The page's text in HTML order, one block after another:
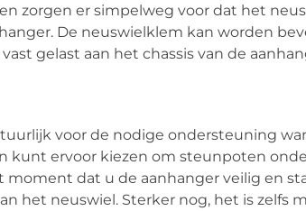
zorgen er simpelweg voor dat het
De neuswielklem kan worden
gelast aan het chassis van de
voor de nodige ondersteuning
kunt ervoor kiezen om steunpoten
dat u de aanhanger veilig en
het neuswiel. Sterker nog, het is zelfs